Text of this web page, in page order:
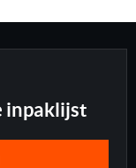
inpaklijst